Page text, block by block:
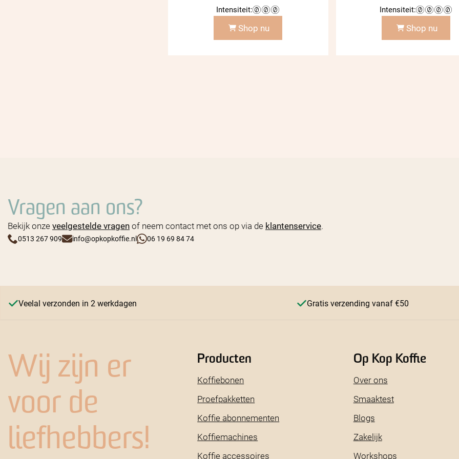
tot
Intensiteit:
Shop nu
€
tot
Intensiteit:
Shop nu
Vragen aan ons?
Bekijk onzeveelgestelde vragenof neem contact met ons op via de klantenservice.
0513 267 909 info@opkopkoffie.nl 06 19 69 84 74
Veelal verzonden in 2 werkdagen Gratis verzending vanaf €50
Wij zijn er
voor de
liefhebbers!
Producten
Koffiebonen
Proefpakketten
Koffie abonnementen
Koffiemachines
Koffie accessoires
Op Kop Koffie
Over ons
Smaaktest
Blogs
Zakelijk
Workshops